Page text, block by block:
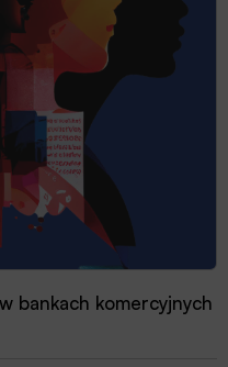
bankach komercyjnych